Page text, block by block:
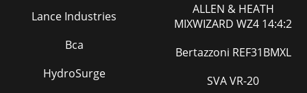
Lance Industries
Bca
HydroSurge
ALLEN & HEATH
MIXWIZARD WZ4 14:4:2
Bertazzoni REF31BMXL
SVA VR-20